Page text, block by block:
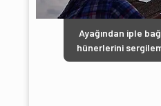
Ayağından iple
hünerlerini